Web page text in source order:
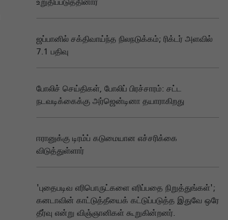
ஜப்பானில் சக்திவாய்ந்த நிலநடுக்கம்; ரிக்டர் அளவில்
7.1 பதிவு
போலிச் செய்திகள், போலிப் பிரச்சாரம்: சட்ட
நடவடிக்கைக்கு அர்ஜென்டினா தயாராகிறது
ஈரானுக்கு டிரம்ப் கடுமையான எச்சரிக்கை
விடுத்துள்ளார்
'புதைபடிவ எரிபொருட்களை எரிப்பதை நிறுத்துங்கள்';
கனடாவின் காட்டுத்தீயைக் கட்டுப்படுத்த இதுவே ஒரே
தீர்வு என்று விஞ்ஞானிகள் கூறுகின்றனர்.